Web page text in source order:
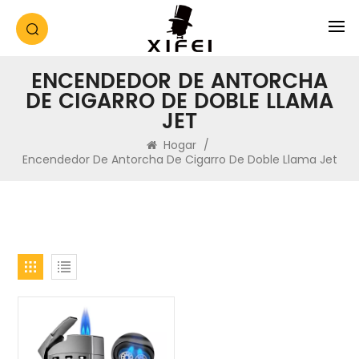
ENCENDEDOR DE ANTORCHA
DE CIGARRO DE DOBLE LLAMA
JET
Hogar /
Encendedor De Antorcha De Cigarro De Doble Llama Jet